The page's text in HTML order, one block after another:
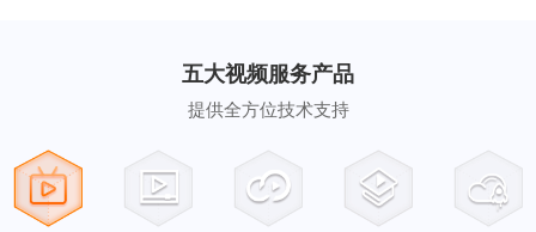
五大视频服务产品
提供全方位技术支持